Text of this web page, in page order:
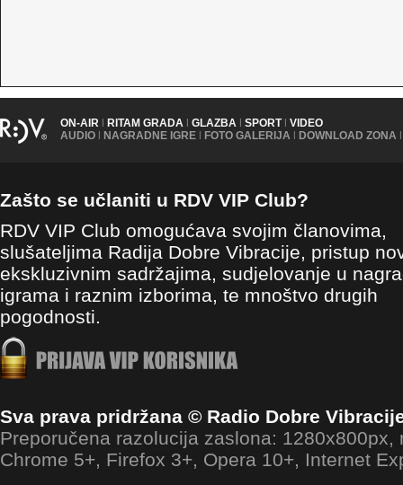
ON-AIR | RITAM GRADA | GLAZBA | SPORT | VIDEO
AUDIO | NAGRADNE IGRE | FOTO GALERIJA | DOWNLOAD ZONA |
Zašto se učlaniti u RDV VIP Club?
RDV VIP Club omogućava svojim članovima,
slušateljima Radija Dobre Vibracije, pristup
ekskluzivnim sadržajima, sudjelovanje u
igrama i raznim izborima, te mnoštvo drugih
pogodnosti.
Sva prava pridržana © Radio Dobre
Preporučena razolucija zaslona: 1280x800px,
Chrome 5+, Firefox 3+, Opera 10+, Internet